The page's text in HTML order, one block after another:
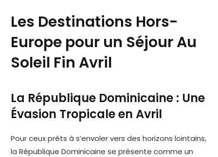
Les Destinations Hors-
Europe pour un Séjour Au
Soleil Fin Avril
La République Dominicaine : Une
Évasion Tropicale en Avril
Pour ceux prêts à s’envoler vers des horizons lointains,
la République Dominicaine se présente comme un